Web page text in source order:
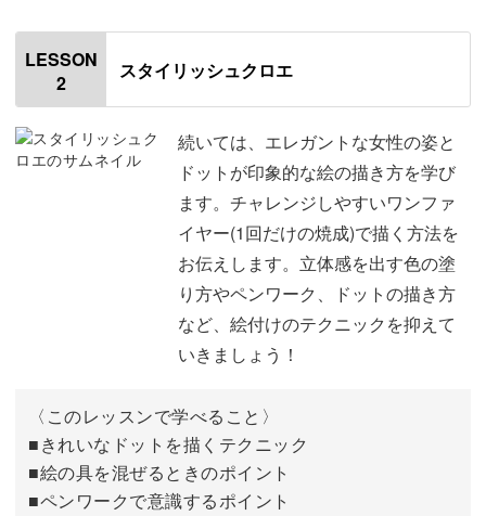
て、オリジナル作品に発展させてみてくださいね♪
スタイリッシュな女性を描いたポーセラーツをお部屋に飾
皆さまのご参加を、お待ちしております。
はじめに
使用材料・道具
下絵を写す 03:23
テンプレートを使ってドットを作る 14:30
ドットを貼りつける 21:03
ペンワーク用の絵の具を溶く 30:07
ペンワークで輪郭を描く 39:22
唇の色の絵の具を溶く
唇の色を塗る
LESSON
2
スタイリッシュクロエ
続いては、エレガントな女性の姿と
ドットが印象的な絵の描き方を学び
ます。チャレンジしやすいワンファ
イヤー(1回だけの焼成)で描く方法を
お伝えします。立体感を出す色の塗
り方やペンワーク、ドットの描き方
など、絵付けのテクニックを抑えて
いきましょう！
〈このレッスンで学べること〉
■きれいなドットを描くテクニック
■絵の具を混ぜるときのポイント
■ペンワークで意識するポイント